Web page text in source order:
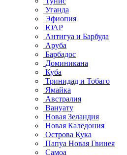
Уганда
Эфиопия
ЮАР
Антигуа и Барбуда
Аруба
Барбадос
Доминикана
Куба
Тринидад и Тобаго
Ямайка
Австралия
Вануату
Новая Зеландия
Новая Каледония
Острова Кука
Папуа Новая Гвинея
Самоа